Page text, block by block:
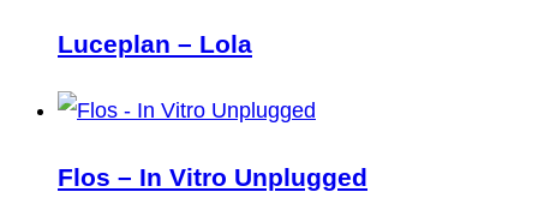
Luceplan – Lola
Flos – In Vitro Unplugged